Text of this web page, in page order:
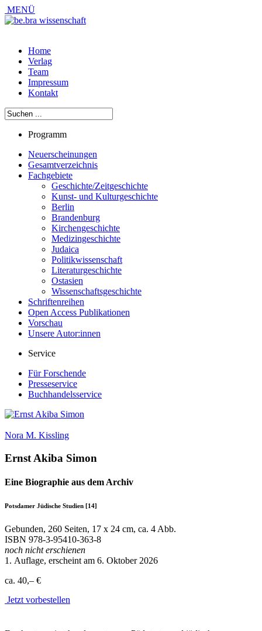
MENÜ
Home
Verlag
Team
Impressum
Kontakt
Programm
Neuerscheinungen
Gesamtverzeichnis
Fachgebiete
Geschichte/Zeitgeschichte
Kunst- und Kulturgeschichte
Berlin
Brandenburg
Kirchengeschichte
Medizingeschichte
Judaica
Politikwissenschaft
Literaturgeschichte
Ostasien
Wissenschaftsgeschichte
Schriftenreihen
Open Access Publikationen
Vorschau
Unsere Autor:innen
Service
Für Forschende
Presseservice
Buchhandelsservice
Nora M. Kissling
Ernst Akiba Simon
Eine Biographie aus dem Archiv
Potsdamer Jüdische Studien [14]
Gebunden, 260 Seiten, 17 x 24 cm, ca. 4 Abb.
ISBN 978-3-95410-363-8
noch nicht erschienen
1. Auflage, erscheint am 6. Oktober 2026
ca. 40,– €
Jetzt vorbestellen